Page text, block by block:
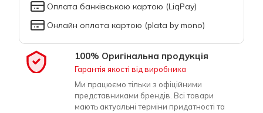
Оплата банківською картою (LiqPay)
Онлайн оплата картою (plata by mono)
100% Оригінальна продукція
Гарантія якості від виробника
Ми працюємо тільки з офіційними
представниками брендів. Всі товари
мають актуальні терміни придатності та